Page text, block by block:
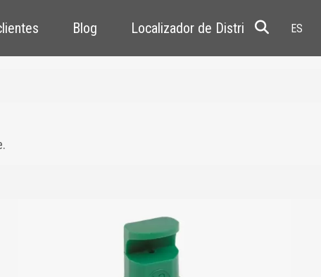
Blog Localizador de Distribuidores